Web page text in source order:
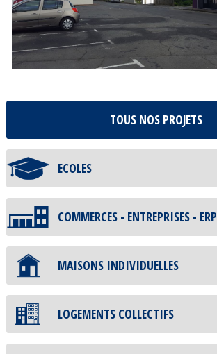
TOUS NOS PROJETS
ECOLES
COMMERCES - ENTREPRISES - ERP
MAISONS INDIVIDUELLES
LOGEMENTS COLLECTIFS